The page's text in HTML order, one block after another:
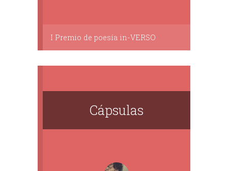
I Premio de poesía in-VERSO
Cápsulas